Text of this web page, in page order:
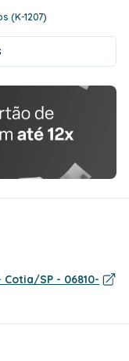
(K-1207)
Cotia/SP - 06810-